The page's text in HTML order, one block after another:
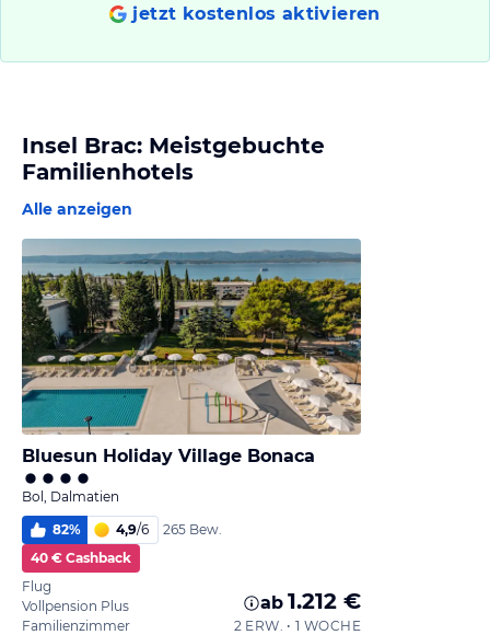
jetzt kostenlos aktivieren
Insel Brac: Meistgebuchte
Familienhotels
Alle anzeigen
Bluesun Holiday Village Bonaca
Bol, Dalmatien
82% 4,9/6
265 Bew.
40 € Cashback
Flug
Vollpension Plus
Familienzimmer
ab 1.212 €
2 ERW. • 1 WOCHE